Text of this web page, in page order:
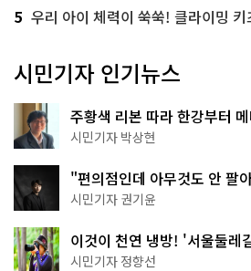
5 우리 아이 체력이 쑥쑥! 클라이밍 키
시민기자 인기뉴스
주황색 리본 따라 한강부터
서울둘레길 15코스
시민기자 박상현
"편의점인데 아무것도 안 팔
한 편의점의 정체
시민기자 권기윤
이것이 천연 냉방! '서울둘레
나볼까
시민기자 정향선